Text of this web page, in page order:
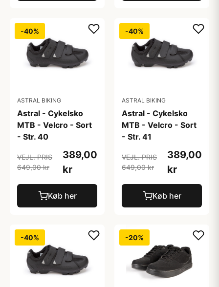
-40%
ASTRAL BIKING
Astral - Cykelsko
MTB - Velcro - Sort
- Str. 40
VEJL. PRIS
649,00 kr
389,00
kr
Køb her
-40%
ASTRAL BIKING
Astral - Cykelsko
MTB - Velcro - Sort
- Str. 41
VEJL. PRIS
649,00 kr
389,00
kr
Køb her
-40% -20%